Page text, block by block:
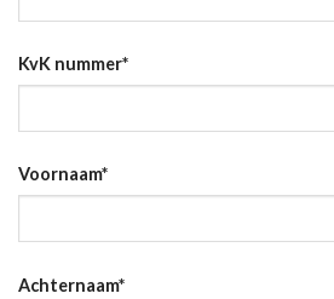
KvK nummer*
Voornaam*
Achternaam*